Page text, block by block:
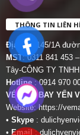
THÔNG TIN LIÊN
Địa chỉ:
145/1A
MST: 0311 841 453 –
Tây-CÔNG TY
Hotline : 0914 970
VÉ MÁY BAY YẾN
Website:https://
• Skype :
• Email :